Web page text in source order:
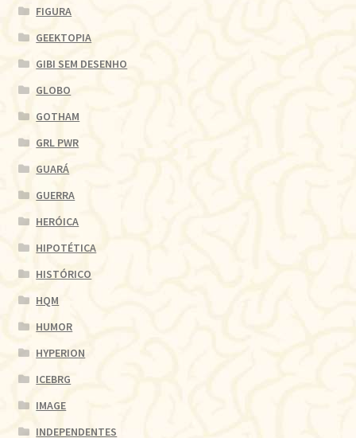
FIGURA
GEEKTOPIA
GIBI SEM DESENHO
GLOBO
GOTHAM
GRL PWR
GUARÁ
GUERRA
HERÓICA
HIPOTÉTICA
HISTÓRICO
HQM
HUMOR
HYPERION
ICEBRG
IMAGE
INDEPENDENTES